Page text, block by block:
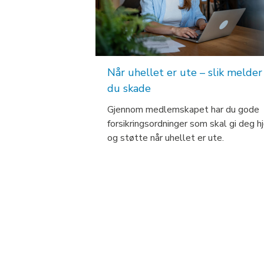
Når uhellet er ute – slik melder
du skade
Gjennom medlemskapet har du gode
forsikringsordninger som skal gi deg
og støtte når uhellet er ute.